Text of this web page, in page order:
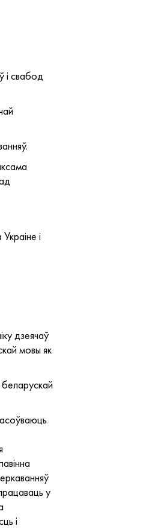
і свабод
і
дзеячаў
мовы як
у
і